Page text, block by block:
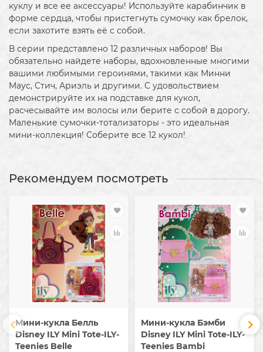
куклу и все ее аксессуары! Используйте карабинчик в
форме сердца, чтобы пристегнуть сумочку как брелок,
если захотите взять её с собой.
В серии представлено 12 различных наборов! Вы
обязательно найдете наборы, вдохновленные многими
вашими любимыми героинями, такими как Минни
Маус, Стич, Ариэль и другими. С удовольствием
демонстрируйте их на подставке для кукол,
расчесывайте им волосы или берите с собой в дорогу.
Маленькие сумочки-тотализаторы - это идеальная
мини-коллекция! Соберите все 12 кукол!
Рекомендуем посмотреть
Мини-кукла Белль
Disney ILY Mini Tote-ILY-
Teenies Belle
Мини-кукла Бэмби
Disney ILY Mini Tote-ILY-
Teenies Bambi